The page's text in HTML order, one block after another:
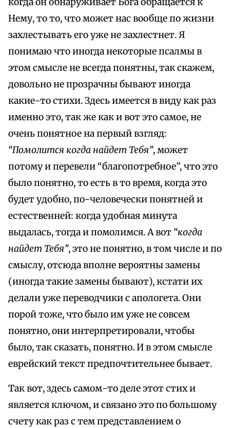
Нему, то то, что может нас вообще по жизни
захлестывать его уже не захлестнет. Я
понимаю что иногда некоторые псалмы в
этом смысле не всегда понятны, так скажем,
довольно не прозрачны бывают иногда
какие-то стихи. Здесь имеется в виду как раз
именно это, так же как и вот это самое, не
очень понятное на первый взгляд:
“Помолится когда найдет Тебя”, может
потому и перевели “благопотребное”, что это
было понятно, то есть в то время, когда это
будет удобно, по-человечески понятней и
естественней: когда удобная минута
выдалась, тогда и помолимся. А вот “когда
найдет Тебя”, это не понятно, в том числе и по
смыслу, отсюда вполне вероятны замены
(иногда такие замены бывают), кстати их
делали уже переводчики с апологета. Они
порой тоже, что было им уже не совсем
понятно, они интерпретировали, чтобы
было, так сказать, понятно. И в этом смысле
еврейский текст предпочтительнее бывает.
Так вот, здесь самом-то деле этот стих и
является ключом, и связано это по большому
счету как раз с тем представлением о